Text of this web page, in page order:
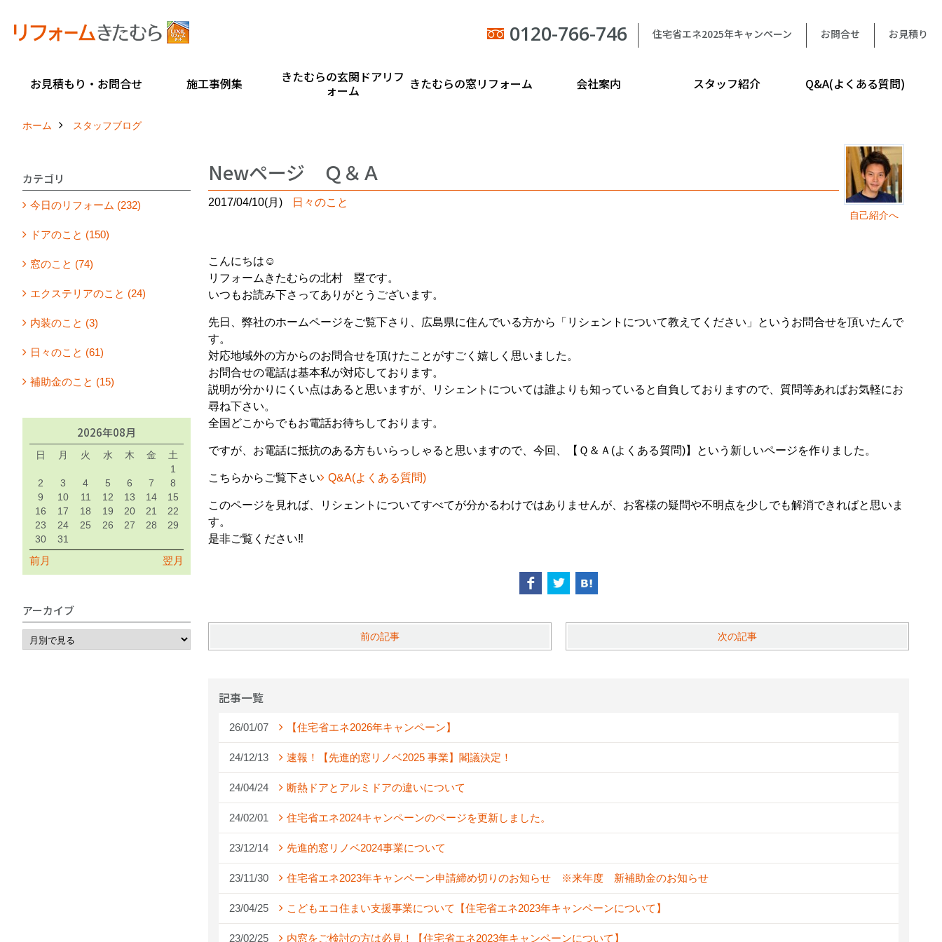
0120-766-746 住宅省エネ2025年キャンペーン お問合せ お見積り
お見積もり・お問合せ 施工事例集
きたむらの玄関ドアリフ
ォーム
きたむらの窓リフォーム 会社案内 スタッフ紹介 Q&A(よくある質問)
ホーム スタッフブログ
自己紹介へ
Newページ Ｑ＆Ａ
2017/04/10(月) 日々のこと
こんにちは☺
リフォームきたむらの北村 塁です。
いつもお読み下さってありがとうございます。
先日、弊社のホームページをご覧下さり、広島県に住んでいる方から「リシェントについて教えてください」というお問合せを頂いたんで
す。
対応地域外の方からのお問合せを頂けたことがすごく嬉しく思いました。
お問合せの電話は基本私が対応しております。
説明が分かりにくい点はあると思いますが、リシェントについては誰よりも知っていると自負しておりますので、質問等あればお気軽にお
尋ね下さい。
全国どこからでもお電話お待ちしております。
ですが、お電話に抵抗のある方もいらっしゃると思いますので、 今回、【Ｑ＆Ａ(よくある質問)】という新しいページを作りました。
こちらからご覧下さい Q&A(よくある質問)
このページを見れば、リシェントについてすべてが分かるわけではありませんが、お客様の疑問や不明点を少しでも解消できればと思いま
す。
是非ご覧ください‼
前の記事 次の記事
記事一覧
26/01/07 【住宅省エネ2026年キャンペーン】
24/12/13 速報！【先進的窓リノベ2025 事業】閣議決定！
24/04/24 断熱ドアとアルミドアの違いについて
24/02/01 住宅省エネ2024キャンペーンのページを更新しました。
23/12/14 先進的窓リノベ2024事業について
23/11/30 住宅省エネ2023年キャンペーン申請締め切りのお知らせ ※来年度 新補助金のお知らせ
23/04/25 こどもエコ住まい支援事業について【住宅省エネ2023年キャンペーンについて】
23/02/25 内窓をご検討の方は必見！【住宅省エネ2023年キャンペーンについて】
カテゴリ
今日のリフォーム (232)
ドアのこと (150)
窓のこと (74)
エクステリアのこと (24)
内装のこと (3)
日々のこと (61)
補助金のこと (15)
2026年08月
日 月 火 水 木 金
土
1
2
3 4 5 6 7
8
9
10 11 12 13 14
15
16
17 18 19 20 21
22
23
24 25 26 27 28
29
30
31
前月 翌月
アーカイブ